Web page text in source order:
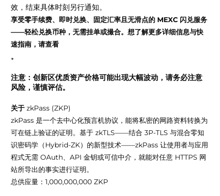
效，结束具体时刻另行通知。
享受零手续费、即时兑换、固定汇率且无滑点的 MEXC 闪兑服务
——轻松兑换币种，无需挂单或撮合。想了解更多详细信息与快
速指南，请查看
。
注意：创新区优质资产价格可能出现大幅波动，请务必注意
风险，谨慎评估。
关于zkPass (ZKP)
zkPass 是一个去中心化预言机协议，能将私密的网路资料转换为
可在链上验证的证明。基于 zkTLS——结合 3P-TLS 与混合零知
识密码学（Hybrid-ZK）的新型技术——zkPass 让使用者与应用
程式无需 OAuth、API 金钥或可信中介，就能对任意 HTTPS 网
站所导出的事实进行证明。
总供应量：1,000,000,000 ZKP